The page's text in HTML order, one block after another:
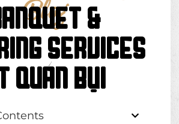
Blog
&
SERVICES
QUÁN BỤI